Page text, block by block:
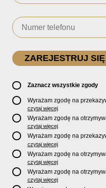
Zaznacz wszystkie zgody
Wyrażam zgodę na
pocztą e-mail, oficjalnego
promocjach, nowościach,
Store oraz serwisu
usługach oferowanych przez
czytaj więcej
Wyrażam zgodę na
marketingowych dotyczących
produktów za
telefonicznych.
czytaj więcej
Wyrażam zgodę na
pocztą e-mail, informacji
produktach, usługach i
Łódź S.A.
czytaj więcej
Wyrażam zgodę na
pośrednictwem wiadomości
odSponsorów i Partnerów
czytaj więcej
Wyrażam zgodę na
Ł.K.S. Łódź S.A., tj. Fundacji
czytaj więcej